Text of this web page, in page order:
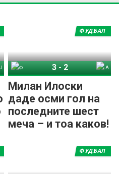
Милан Илоски
даде осми гол на
последните шест
меча – и тоа каков!
ФУДБАЛ
3 - 2
ФУДБАЛ